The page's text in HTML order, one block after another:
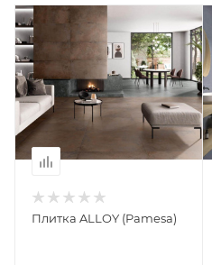
Плитка ALLOY (Pamesa)